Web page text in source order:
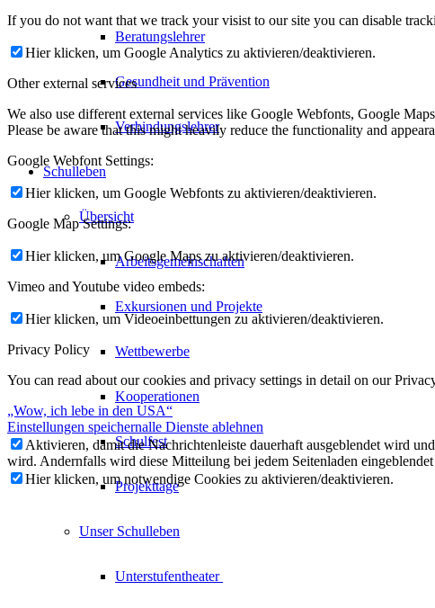
Beratungslehrer
Gesundheit und Prävention
Verbindungslehrer
Schulleben
Übersicht
Arbeitsgemeinschaften
Exkursionen und Projekte
Wettbewerbe
Kooperationen
Schulfest
Projekttage
Unser Schulleben
Unterstufentheater
If you do not want that we track your visist to our site you can disable
Hier klicken, um Google Analytics zu aktivieren/deaktivieren.
Other external services
We also use different external services like Google Webfonts, Google
Please be aware that this might heavily reduce the functionality and
Google Webfont Settings:
Hier klicken, um Google Webfonts zu aktivieren/deaktivieren.
Google Map Settings:
Hier klicken, um Google Maps zu aktivieren/deaktivieren.
Vimeo and Youtube video embeds:
Hier klicken, um Videoeinbettungen zu aktivieren/deaktivieren.
Privacy Policy
You can read about our cookies and privacy settings in detail on our
„Wow, ich lebe in den USA“
Einstellungen speichernalle Dienste ablehnen
Aktivieren, damit die Nachrichtenleiste dauerhaft ausgeblendet wird
wird. Andernfalls wird diese Mitteilung bei jedem Seitenladen
Hier klicken, um notwendige Cookies zu aktivieren/deaktivieren.